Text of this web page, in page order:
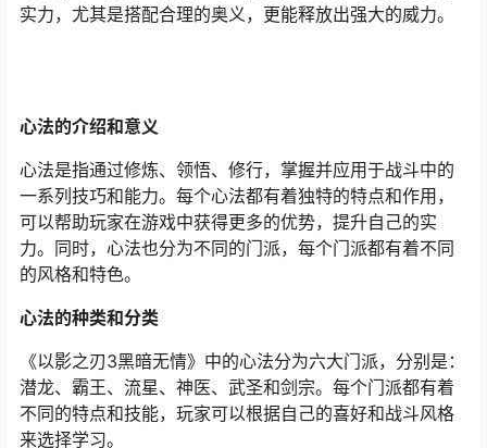
实力，尤其是搭配合理的奥义，更能释放出强大的威力。
心法的介绍和意义
心法是指通过修炼、领悟、修行，掌握并应用于战斗中的
一系列技巧和能力。每个心法都有着独特的特点和作用，
可以帮助玩家在游戏中获得更多的优势，提升自己的实
力。同时，心法也分为不同的门派，每个门派都有着不同
的风格和特色。
心法的种类和分类
《以影之刃3黑暗无情》中的心法分为六大门派，分别是：
潜龙、霸王、流星、神医、武圣和剑宗。每个门派都有着
不同的特点和技能，玩家可以根据自己的喜好和战斗风格
来选择学习。